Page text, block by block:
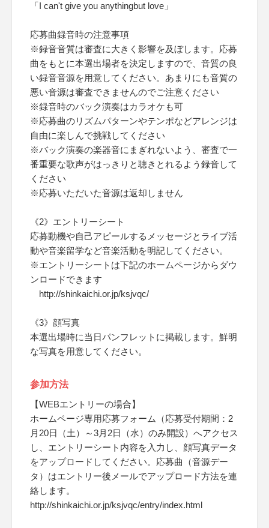
「I can't give you anythingbut love」
応募曲録音時の注意事項
※録音音質は審査に大きく影響を及ぼします。応募
曲をもとに本選出場者を決定しますので、音質の良
い録音音源を用意してください。あまりにも音質の
悪い音源は審査できませんのでご注意ください
※録音時のバック演奏はカラオケも可
※応募曲のリズムパターンやテンポなどアレンジは
自由に楽しんで挑戦してください
※バック演奏の楽器音にまぎれないよう、審査で一
番重要な歌声がはっきりと聴きとれるよう録音して
ください
※応募いただいた音源は返却しません
《2》エントリーシート
応募動機や自己アピールするメッセージとライブ活
動や音楽留学など音楽活動を明記してください。
※エントリーシートは下記のホームページからダウ
ンロードできます
http://shinkaichi.or.jp/ksjvqc/
《3》顔写真
本選出場時に当日パンフレットに掲載します。鮮明
な写真を用意してください。
参加方法
【WEBエントリーの場合】
ホームページ専用応募フォーム（応募受付期間：2
月20日（土）～3月2日（水）のみ開設）へアクセス
し、エントリーシート内容を入力し、顔写真データ
をアップロードしてください。応募曲（音源デー
タ）はエントリー後メールでアップロード方法を連
絡します。
http://shinkaichi.or.jp/ksjvqc/entry/index.html